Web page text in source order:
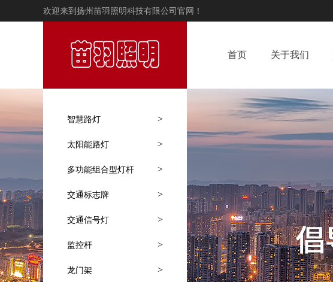
欢迎来到扬州苗羽照明科技有限公司官网！
智慧路灯 >
太阳能路灯 >
多功能组合型灯杆 >
交通标志牌 >
交通信号灯 >
监控杆 >
龙门架 >
首页 关于我们